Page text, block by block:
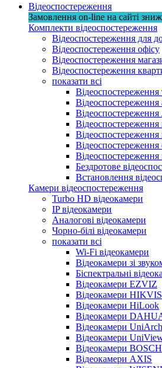
Відеоспостереження
Замовлення on-line на сайті
Комплекти відеоспостереження
Відеоспостереження для
Відеоспостереження офісу
Відеоспостереження
Відеоспостереження
показати всі
Відеоспостереження
Відеоспостереження
Відеоспостереження
Бездротове
Встановлення
Камери відеоспостереження
Turbo HD відеокамери
IP відеокамери
Аналогові відеокамери
Чорно-білі відеокамери
показати всі
Wi-Fi відеокамери
Відеокамери зі
Біспектральні
Відеокамери EZVIZ
Відеокамери
Відеокамери HiLook
Відеокамери
Відеокамери UniArch
Відеокамери
Відеокамери BOSCH
Відеокамери AXIS